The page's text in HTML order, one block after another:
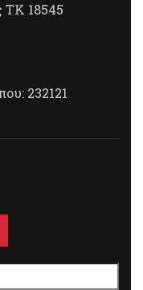
ΤΚ 18545
232121